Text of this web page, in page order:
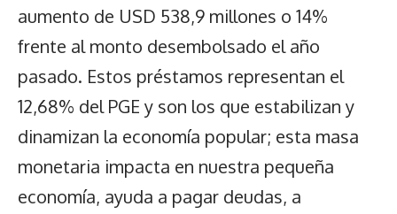
aumento de USD 538,9 millones o 14%
frente al monto desembolsado el año
pasado. Estos préstamos representan el
12,68% del PGE y son los que estabilizan y
dinamizan la economía popular; esta masa
monetaria impacta en nuestra pequeña
economía, ayuda a pagar deudas, a